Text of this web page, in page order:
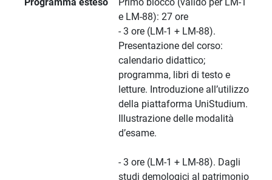
Programma esteso
Primo blocco (valido per LM-1
e LM-88): 27 ore
- 3 ore (LM-1 + LM-88).
Presentazione del corso:
calendario didattico;
programma, libri di testo e
letture. Introduzione all’utilizzo
della piattaforma UniStudium.
Illustrazione delle modalità
d’esame.
- 3 ore (LM-1 + LM-88). Dagli
studi demologici al patrimonio